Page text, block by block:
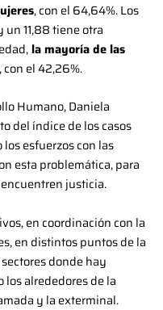
, con el 64,64%. Los
11,88 tiene otra
la mayoría de las
, con el 42,26%.
Humano, Daniela
del índice de los casos
esfuerzos con las
esta problemática, para
justicia.
en coordinación con la
en distintos puntos de la
donde hay
alrededores de la
y la exterminal.